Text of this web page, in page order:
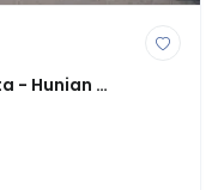
- Hunian
Di Bekasi